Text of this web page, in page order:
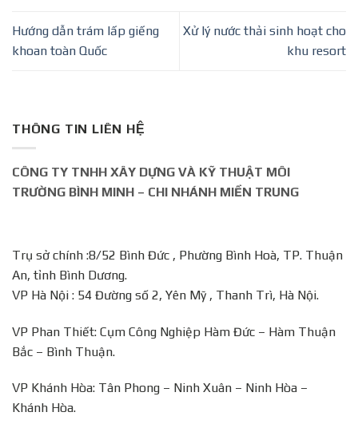
Hướng dẫn trám lấp giếng
khoan toàn Quốc
Xử lý nước thải sinh hoạt cho
khu resort
THÔNG TIN LIÊN HỆ
CÔNG TY TNHH XÂY DỰNG VÀ KỸ THUẬT MÔI
TRƯỜNG BÌNH MINH – CHI NHÁNH MIỀN TRUNG
Trụ sở chính :8/52 Bình Đức , Phường Bình Hoà, TP. Thuận
An, tỉnh Bình Dương.
VP Hà Nội : 54 Đường số 2, Yên Mỹ , Thanh Trì, Hà Nội.
VP Phan Thiết: Cụm Công Nghiệp Hàm Đức – Hàm Thuận
Bắc – Bình Thuận.
VP Khánh Hòa: Tân Phong – Ninh Xuân – Ninh Hòa –
Khánh Hòa.